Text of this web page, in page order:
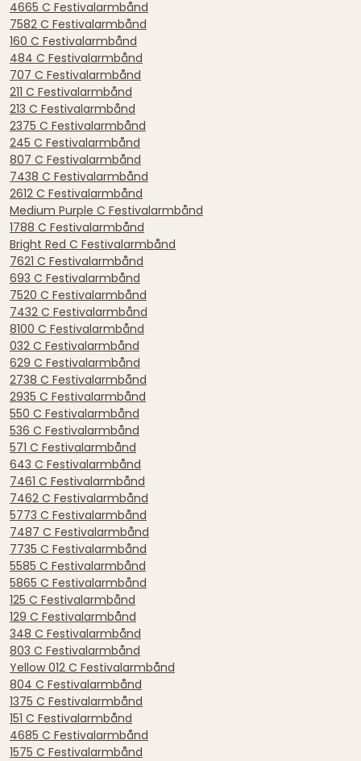
4665 C Festivalarmbånd
7582 C Festivalarmbånd
160 C Festivalarmbånd
484 C Festivalarmbånd
707 C Festivalarmbånd
211 C Festivalarmbånd
213 C Festivalarmbånd
2375 C Festivalarmbånd
245 C Festivalarmbånd
807 C Festivalarmbånd
7438 C Festivalarmbånd
2612 C Festivalarmbånd
Medium Purple C Festivalarmbånd
1788 C Festivalarmbånd
Bright Red C Festivalarmbånd
7621 C Festivalarmbånd
693 C Festivalarmbånd
7520 C Festivalarmbånd
7432 C Festivalarmbånd
8100 C Festivalarmbånd
032 C Festivalarmbånd
629 C Festivalarmbånd
2738 C Festivalarmbånd
2935 C Festivalarmbånd
550 C Festivalarmbånd
536 C Festivalarmbånd
571 C Festivalarmbånd
643 C Festivalarmbånd
7461 C Festivalarmbånd
7462 C Festivalarmbånd
5773 C Festivalarmbånd
7487 C Festivalarmbånd
7735 C Festivalarmbånd
5585 C Festivalarmbånd
5865 C Festivalarmbånd
125 C Festivalarmbånd
129 C Festivalarmbånd
348 C Festivalarmbånd
803 C Festivalarmbånd
Yellow 012 C Festivalarmbånd
804 C Festivalarmbånd
1375 C Festivalarmbånd
151 C Festivalarmbånd
4685 C Festivalarmbånd
1575 C Festivalarmbånd